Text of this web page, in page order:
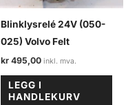
Blinklysrelé 24V (050-
025) Volvo Felt
kr 495,00
LEGG I
HANDLEKURV